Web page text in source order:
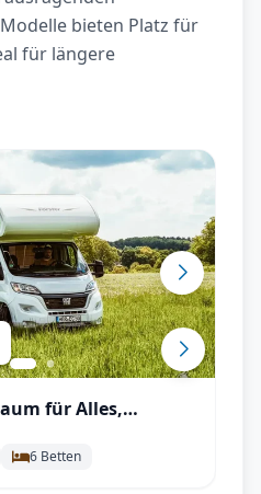
bieten Platz für
für längere
für Alles,
6 Betten